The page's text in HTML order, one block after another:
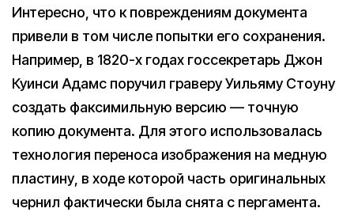
Интересно, что к повреждениям документа
привели в том числе попытки его сохранения.
Например, в 1820-х годах госсекретарь Джон
Куинси Адамс поручил граверу Уильяму Стоуну
создать факсимильную версию — точную
копию документа. Для этого использовалась
технология переноса изображения на медную
пластину, в ходе которой часть оригинальных
чернил фактически была снята с пергамента.